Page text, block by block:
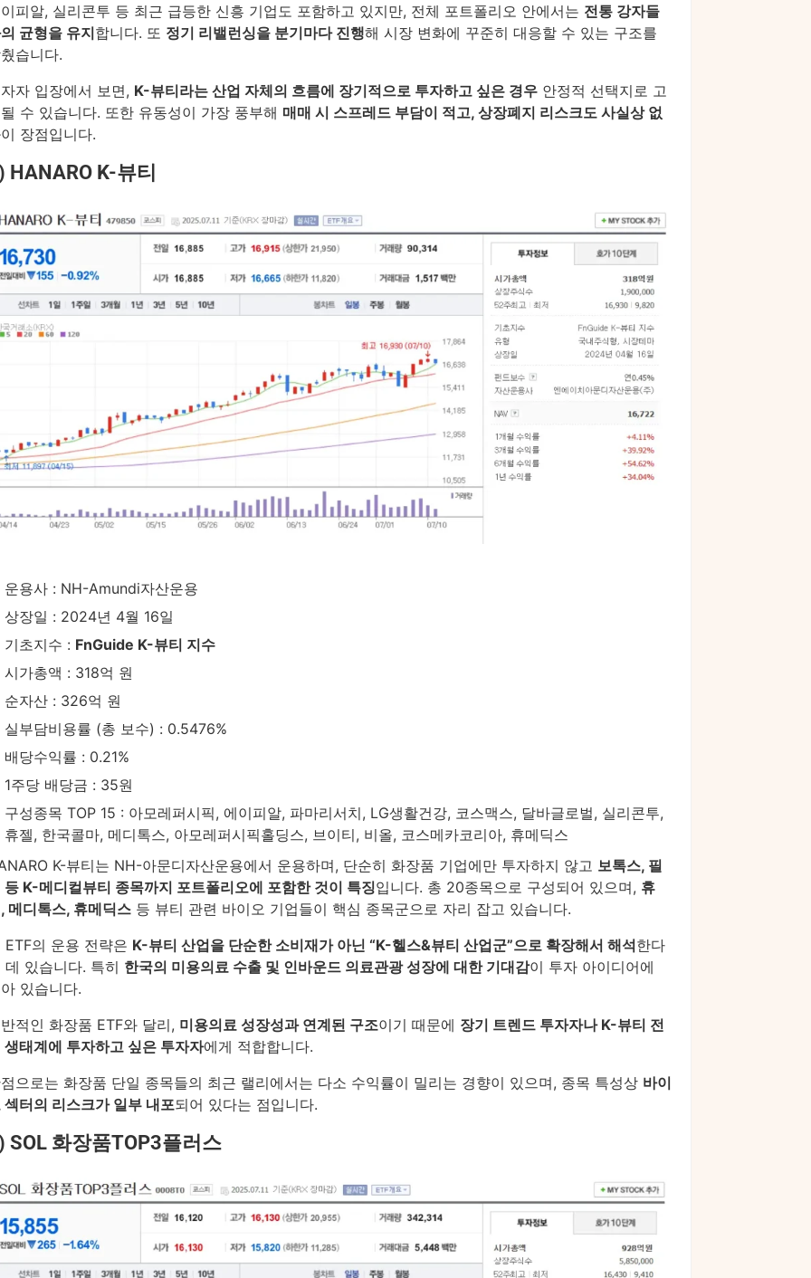
피알, 실리콘투 등 최근 급등한 신흥 기업도 포함하고 있지만, 전체 포트폴리오 안에서는 전통 강자들
균형을 유지합니다. 또 정기 리밸런싱을 분기마다 진행해 시장 변화에 꾸준히 대응할 수 있는 구조를
습니다.
자 입장에서 보면, K-뷰티라는 산업 자체의 흐름에 장기적으로 투자하고 싶은 경우 안정적 선택지로 고
수 있습니다. 또한 유동성이 가장 풍부해 매매 시 스프레드 부담이 적고, 상장폐지 리스크도 사실상 없
이 장점입니다.
HANARO K-뷰티
운용사 : NH-Amundi자산운용
상장일 : 2024년 4월 16일
기초지수 : FnGuide K-뷰티 지수
시가총액 : 318억 원
순자산 : 326억 원
실부담비용률 (총 보수) : 0.5476%
배당수익률 : 0.21%
1주당 배당금 : 35원
구성종목 TOP 15 : 아모레퍼시픽, 에이피알, 파마리서치, LG생활건강, 코스맥스, 달바글로벌, 실리콘투,
휴젤, 한국콜마, 메디톡스, 아모레퍼시픽홀딩스, 브이티, 비올, 코스메카코리아, 휴메딕스
K-뷰티는 NH-아문디자산운용에서 운용하며, 단순히 화장품 기업에만 투자하지 않고 보톡스, 필
등 K-메디컬뷰티 종목까지 포트폴리오에 포함한 것이 특징입니다. 총 20종목으로 구성되어 있으며, 휴
메디톡스, 휴메딕스 등 뷰티 관련 바이오 기업들이 핵심 종목군으로 자리 잡고 있습니다.
ETF의 운용 전략은 K-뷰티 산업을 단순한 소비재가 아닌 “K-헬스&뷰티 산업군”으로 확장해서 해석한다
데 있습니다. 특히 한국의 미용의료 수출 및 인바운드 의료관광 성장에 대한 기대감이 투자 아이디어에
있습니다.
적인 화장품 ETF와 달리, 미용의료 성장성과 연계된 구조이기 때문에 장기 트렌드 투자자나 K-뷰티 전
생태계에 투자하고 싶은 투자자에게 적합합니다.
으로는 화장품 단일 종목들의 최근 랠리에서는 다소 수익률이 밀리는 경향이 있으며, 종목 특성상 바이
섹터의 리스크가 일부 내포되어 있다는 점입니다.
SOL 화장품TOP3플러스